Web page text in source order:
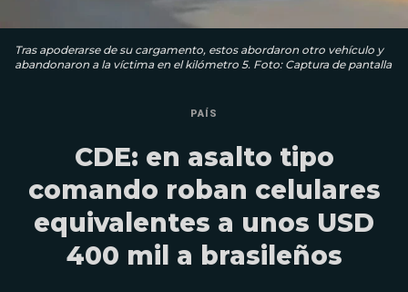
Tras apoderarse de su cargamento, estos abordaron otro vehículo y
abandonaron a la víctima en el kilómetro 5. Foto: Captura de pantalla
PAÍS
CDE: en asalto tipo
comando roban celulares
equivalentes a unos USD
400 mil a brasileños